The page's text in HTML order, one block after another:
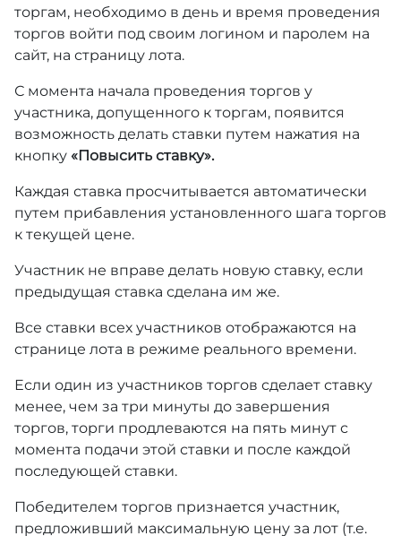
торгам, необходимо в день и время проведения
торгов войти под своим логином и паролем на
сайт, на страницу лота.
С момента начала проведения торгов у
участника, допущенного к торгам, появится
возможность делать ставки путем нажатия на
кнопку «Повысить ставку».
Каждая ставка просчитывается автоматически
путем прибавления установленного шага торгов
к текущей цене.
Участник не вправе делать новую ставку, если
предыдущая ставка сделана им же.
Все ставки всех участников отображаются на
странице лота в режиме реального времени.
Если один из участников торгов сделает ставку
менее, чем за три минуты до завершения
торгов, торги продлеваются на пять минут с
момента подачи этой ставки и после каждой
последующей ставки.
Победителем торгов признается участник,
предложивший максимальную цену за лот (т.е.